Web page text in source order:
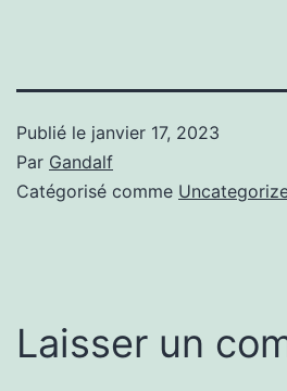
Publié le janvier 17, 2023
Par Gandalf
Catégorisé comme
Laisser un